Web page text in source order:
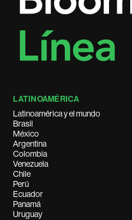
LATINOAMÉRICA
Latinoamérica y el mundo
Brasil
México
Argentina
Colombia
Venezuela
Chile
Perú
Ecuador
Panamá
Uruguay